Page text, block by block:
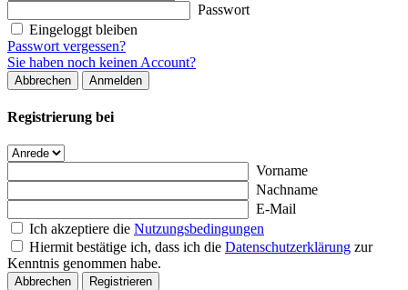
Passwort
Eingeloggt bleiben
Passwort vergessen?
Sie haben noch keinen Account?
Abbrechen Anmelden
Registrierung bei
Vorname
Nachname
E-Mail
Ich akzeptiere die Nutzungsbedingungen
Hiermit bestätige ich, dass ich die Datenschutzerklärung zur
Kenntnis genommen habe.
Abbrechen Registrieren